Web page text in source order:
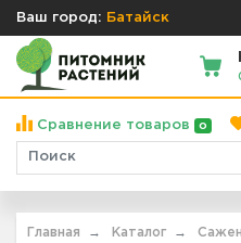
Ваш город: Батайск
Сравнение товаров 0
Главная Каталог